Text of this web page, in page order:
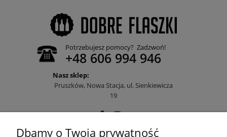
Potrzebujesz pomocy? Zadzwoń!
+48 606 994 946
Nasz sklep:
Pruszków, Nowa Stacja, ul. Sienkiewicza
19
Dbamy o Twoją prywatność